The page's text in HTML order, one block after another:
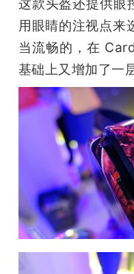
这款头盔还提供眼
用眼睛的注视点来
当流畅的，在
基础上又增加了一